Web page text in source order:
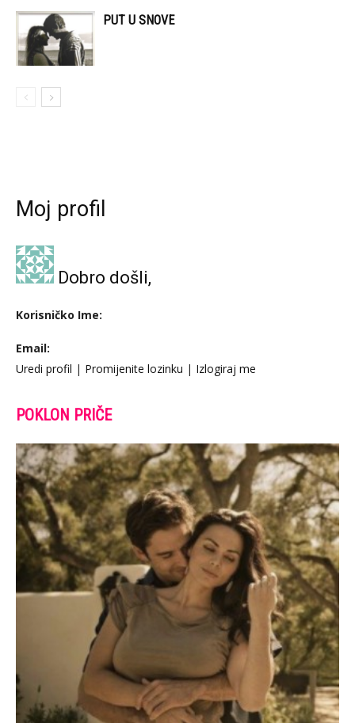
PUT U SNOVE
Moj profil
Dobro došli,
Korisničko Ime:
Email:
Uredi profil | Promijenite lozinku | Izlogiraj me
POKLON PRIČE